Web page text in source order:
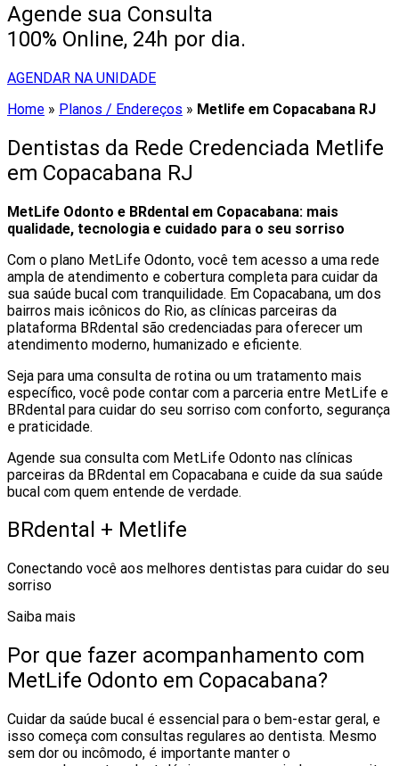
Agende sua Consulta
100% Online, 24h por dia.
AGENDAR NA UNIDADE
Home » Planos / Endereços » Metlife em Copacabana RJ
Dentistas da Rede Credenciada Metlife
em Copacabana RJ
MetLife Odonto e BRdental em Copacabana: mais
qualidade, tecnologia e cuidado para o seu sorriso
Com o plano MetLife Odonto, você tem acesso a uma rede
ampla de atendimento e cobertura completa para cuidar da
sua saúde bucal com tranquilidade. Em Copacabana, um dos
bairros mais icônicos do Rio, as clínicas parceiras da
plataforma BRdental são credenciadas para oferecer um
atendimento moderno, humanizado e eficiente.
Seja para uma consulta de rotina ou um tratamento mais
específico, você pode contar com a parceria entre MetLife e
BRdental para cuidar do seu sorriso com conforto, segurança
e praticidade.
Agende sua consulta com MetLife Odonto nas clínicas
parceiras da BRdental em Copacabana e cuide da sua saúde
bucal com quem entende de verdade.
BRdental + Metlife
Conectando você aos melhores dentistas para cuidar do seu
sorriso
Saiba mais
Por que fazer acompanhamento com
MetLife Odonto em Copacabana?
Cuidar da saúde bucal é essencial para o bem-estar geral, e
isso começa com consultas regulares ao dentista. Mesmo
sem dor ou incômodo, é importante manter o